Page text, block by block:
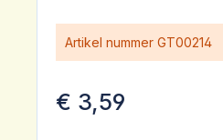
Artikel nummer GT00214
€ 3,59